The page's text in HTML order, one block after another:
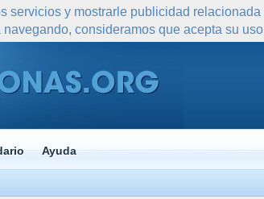
Ayuda
servicios y mostrarle publicidad
navegando, consideramos que acepta su